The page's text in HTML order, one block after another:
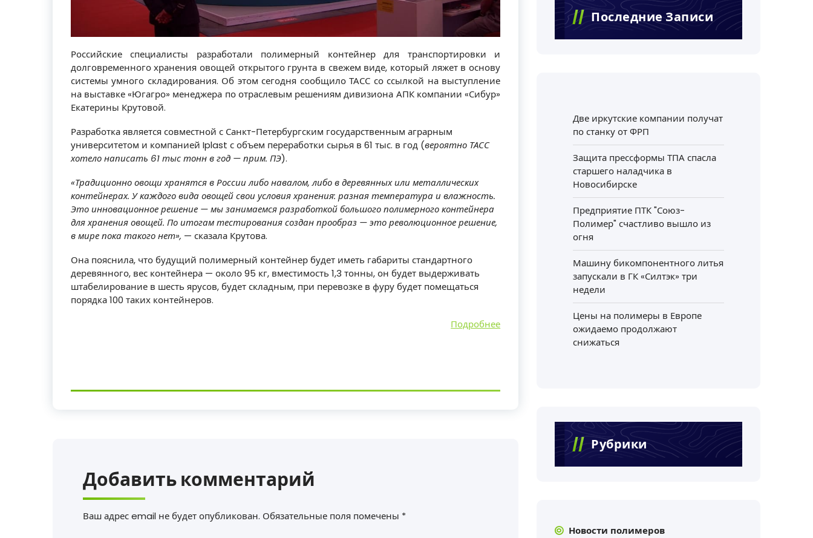
Российские специалисты разработали полимерный контейнер для транспортировки и
долговременного хранения овощей открытого грунта в свежем виде, который ляжет в основу
системы умного складирования. Об этом сегодня сообщило ТАСС со ссылкой на выступление
на выставке «Югагро» менеджера по отраслевым решениям дивизиона АПК компании «Сибур»
Екатерины Крутовой.
Разработка является совместной с Санкт-Петербургским государственным аграрным
университетом и компанией Iplast с объем переработки сырья в 61 тыс. в год (вероятно ТАСС
хотело написать 61 тыс тонн в год — прим. ПЭ).
«Традиционно овощи хранятся в России либо навалом, либо в деревянных или металлических
контейнерах. У каждого вида овощей свои условия хранения: разная температура и влажность.
Это инновационное решение — мы занимаемся разработкой большого полимерного контейнера
для хранения овощей. По итогам тестирования создан прообраз — это революционное решение,
в мире пока такого нет», — сказала Крутова.
Она пояснила, что будущий полимерный контейнер будет иметь габариты стандартного
деревянного, вес контейнера — около 95 кг, вместимость 1,3 тонны, он будет выдерживать
штабелирование в шесть ярусов, будет складным, при перевозке в фуру будет помещаться
порядка 100 таких контейнеров.
Подробнее
Добавить комментарий
Ваш адрес email не будет опубликован. Обязательные поля помечены *
Последние Записи
Две иркутские компании получат
по станку от ФРП
Защита прессформы ТПА спасла
старшего наладчика в
Новосибирске
Предприятие ПТК "Союз-
Полимер" счастливо вышло из
огня
Машину бикомпонентного литья
запускали в ГК «Силтэк» три
недели
Цены на полимеры в Европе
ожидаемо продолжают
снижаться
Рубрики
Новости полимеров